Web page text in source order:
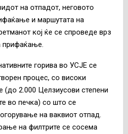
на отпадот, неговото
и маршутата на
кој ќе се спроведе врз
прифаќање.
горива во УСЈЕ се
процес, со високи
(до 2.000 Целзиусови степени
во печка) со што се
на ваквиот отпад.
на филтрите се сосема